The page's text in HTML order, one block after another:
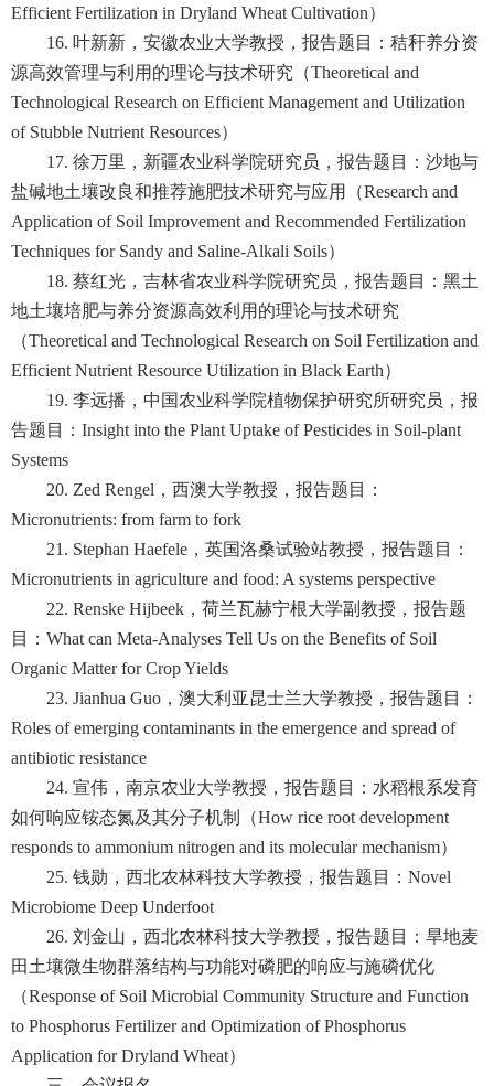
Efficient Fertilization in Dryland Wheat Cultivation）
16. 叶新新，安徽农业大学教授，报告题目：秸秆养分资
源高效管理与利用的理论与技术研究（Theoretical and
Technological Research on Efficient Management and Utilization
of Stubble Nutrient Resources）
17. 徐万里，新疆农业科学院研究员，报告题目：沙地与
盐碱地土壤改良和推荐施肥技术研究与应用（Research and
Application of Soil Improvement and Recommended Fertilization
Techniques for Sandy and Saline-Alkali Soils）
18. 蔡红光，吉林省农业科学院研究员，报告题目：黑土
地土壤培肥与养分资源高效利用的理论与技术研究
（Theoretical and Technological Research on Soil Fertilization and
Efficient Nutrient Resource Utilization in Black Earth）
19. 李远播，中国农业科学院植物保护研究所研究员，报
告题目：Insight into the Plant Uptake of Pesticides in Soil-plant
Systems
20. Zed Rengel，西澳大学教授，报告题目：
Micronutrients: from farm to fork
21. Stephan Haefele，英国洛桑试验站教授，报告题目：
Micronutrients in agriculture and food: A systems perspective
22. Renske Hijbeek，荷兰瓦赫宁根大学副教授，报告题
目：What can Meta-Analyses Tell Us on the Benefits of Soil
Organic Matter for Crop Yields
23. Jianhua Guo，澳大利亚昆士兰大学教授，报告题目：
Roles of emerging contaminants in the emergence and spread of
antibiotic resistance
24. 宣伟，南京农业大学教授，报告题目：水稻根系发育
如何响应铵态氮及其分子机制（How rice root development
responds to ammonium nitrogen and its molecular mechanism）
25. 钱勋，西北农林科技大学教授，报告题目：Novel
Microbiome Deep Underfoot
26. 刘金山，西北农林科技大学教授，报告题目：旱地麦
田土壤微生物群落结构与功能对磷肥的响应与施磷优化
（Response of Soil Microbial Community Structure and Function
to Phosphorus Fertilizer and Optimization of Phosphorus
Application for Dryland Wheat）